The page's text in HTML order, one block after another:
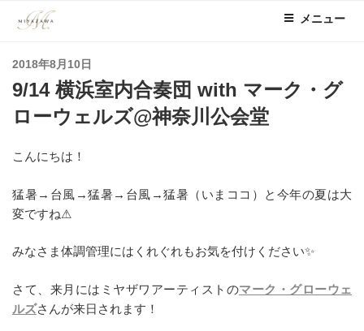
メニュー
投
稿
日:
2018年8月10日
9/14 横浜室内合奏団 with マーク・グ
ローウェルズ@神奈川公会堂
こんにちは！
猛暑→台風→猛暑→台風→猛暑（いまココ）と今年の夏は大
変ですね⚠
みなさま体調管理にはくれぐれもお気を付けください✨
さて、来月にはミヤザワアーティストのマーク・グローウェ
ルズさんが来日されます！